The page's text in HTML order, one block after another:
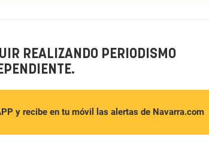
REALIZANDO PERIODISMO
y recibe en tu móvil las alertas de Navarra.com